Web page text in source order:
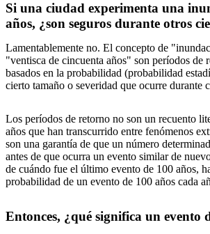
Si una ciudad experimenta una
años, ¿son seguros durante otros
Lamentablemente no. El concepto de
"ventisca de cincuenta años" son períodos de
basados ​​en la probabilidad (probabilidad
cierto tamaño o severidad que ocurre durante
Los períodos de retorno no son un recuento
años que han transcurrido entre fenómenos
son una garantía de que un número
antes de que ocurra un evento similar de
de cuándo fue el último evento de 100 años,
probabilidad de un evento de 100 años cada
Entonces, ¿qué significa un evento